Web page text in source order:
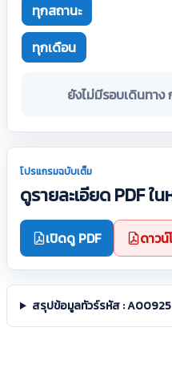
ทุกสถานะ
ทุกเดือน
ยังไม่มีรอบเดินทา
โปรแกรมฉบับเต็ม
ดูรายละเอียด PDF ใ
เปิดดู PDF ดาว
สรุปข้อมูลทัวร์รหัส : A00925